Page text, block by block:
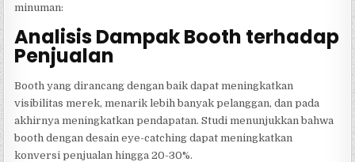
minuman:
Analisis Dampak Booth terhadap
Penjualan
Booth yang dirancang dengan baik dapat meningkatkan
visibilitas merek, menarik lebih banyak pelanggan, dan pada
akhirnya meningkatkan pendapatan. Studi menunjukkan bahwa
booth dengan desain eye-catching dapat meningkatkan
konversi penjualan hingga 20-30%.